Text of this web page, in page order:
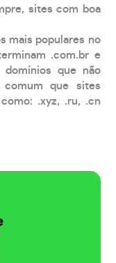
sites com boa
mais populares no
.com.br e
domínios que não
comum que sites
.xyz, .ru, .cn